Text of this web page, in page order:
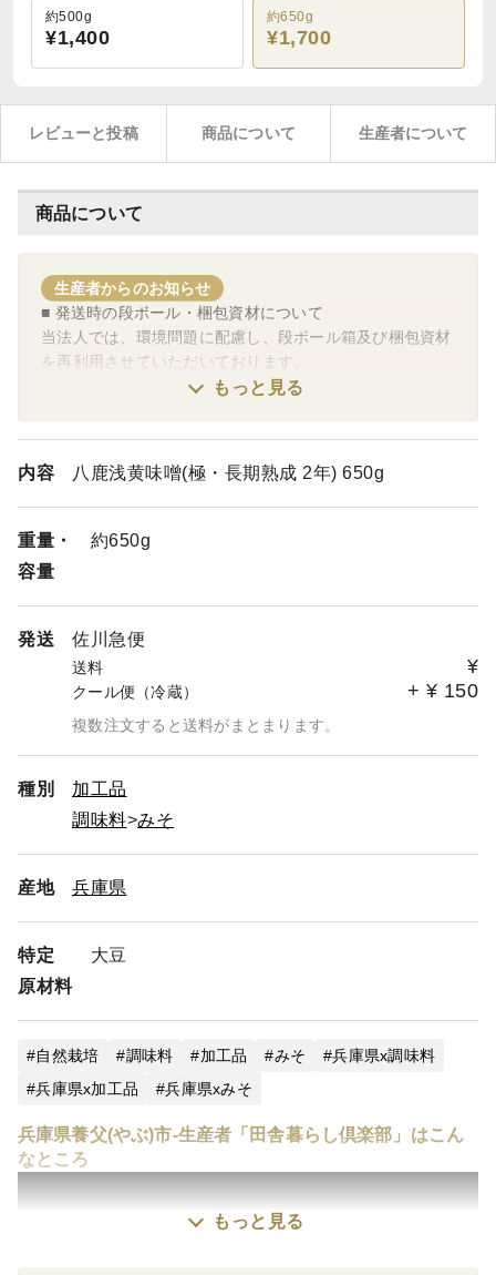
約500g
¥1,400
約650g
¥1,700
レビューと投稿 商品について 生産者について
商品について
生産者からのお知らせ
■ 発送時の段ボール・梱包資材について
当法人では、環境問題に配慮し、段ボール箱及び梱包資材
を再利用させていただいております。
何卒ご理解を賜りますよう、お願い申し上げます。
商品の組み合わせや重量によって一つにまとめられない場
合がございます。
商品の種類により「冷蔵便」でのお届けが必要か否かで、
おまとめ出来ない場合が生じます。
は気温が上昇するため、冷蔵便でのお届けを設定させてい
ただいております。
この期間に味噌とその他の商品(きな粉・生豆)を同梱する
ことはシステム上お受けすることができませんので、何卒
ご了承いただきますようお願い申し上げます。
もっと見る
内容 八鹿浅黄味噌(極・長期熟成 2年) 650g
重量・
容量
約650g
発送 佐川急便
送料 ¥
クール便（冷蔵） + ¥ 150
複数注文すると送料がまとまります。
種別
加工品
調味料 みそ
産地 兵庫県
特定
原材料
大豆
自然栽培 調味料 加工品 みそ
兵庫県x調味料
兵庫県x加工品
兵庫県xみそ
兵庫県養父(やぶ)市-生産者「田舎暮らし倶楽部」はこん
なところ
もっと見る